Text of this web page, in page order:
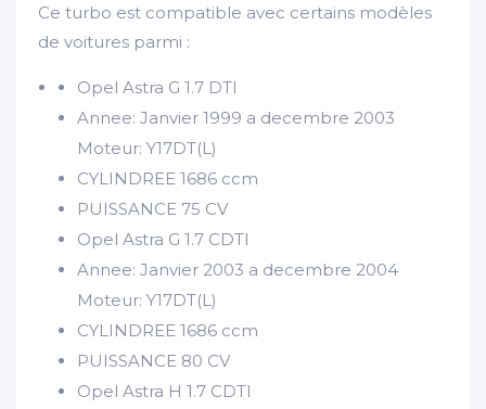
Ce turbo est compatible avec certains modèles
de voitures parmi :
Opel Astra G 1.7 DTI
Annee: Janvier 1999 a decembre 2003
Moteur: Y17DT(L)
CYLINDREE 1686 ccm
PUISSANCE 75 CV
Opel Astra G 1.7 CDTI
Annee: Janvier 2003 a decembre 2004
Moteur: Y17DT(L)
CYLINDREE 1686 ccm
PUISSANCE 80 CV
Opel Astra H 1.7 CDTI